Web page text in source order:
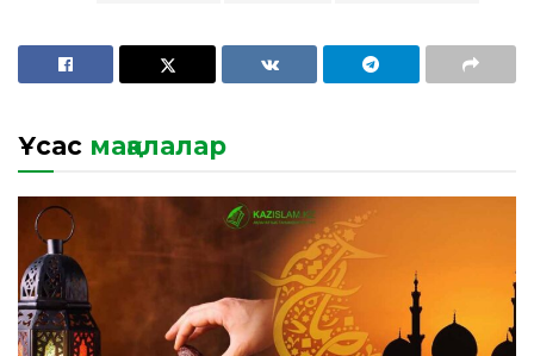
Ұқсас мақалалар